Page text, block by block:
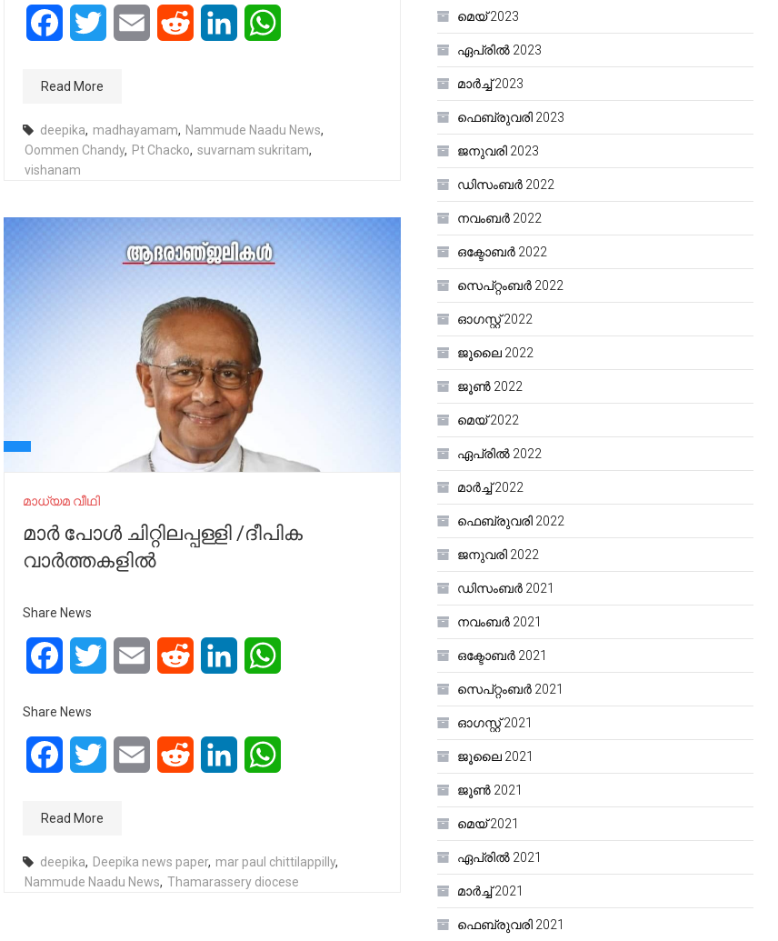
FacebookTwitter Email Reddit LinkedIn
Read More
deepika, madhayamam, Nammude Naadu News,
Oommen Chandy, Pt Chacko, suvarnam sukritam,
vishanam
മാധ്യമ വീഥി
മാർ പോൾ ചിറ്റിലപ്പള്ളി /ദീപിക
വാർത്തകളിൽ
Share News
FacebookTwitter Email Reddit LinkedIn
Share News
FacebookTwitter Email Reddit LinkedIn
Read More
deepika, Deepika news paper, mar paul chittilappilly,
Nammude Naadu News, Thamarassery diocese
മെയ്‌ 2023
ഏപ്രിൽ 2023
മാർച്ച്‌ 2023
ഫെബ്രുവരി 2023
ജനുവരി 2023
ഡിസംബർ 2022
നവംബർ 2022
ഒക്ടോബർ 2022
സെപ്റ്റംബർ 2022
ഓഗസ്റ്റ്‌ 2022
ജൂലൈ 2022
ജൂൺ 2022
മെയ്‌ 2022
ഏപ്രിൽ 2022
മാർച്ച്‌ 2022
ഫെബ്രുവരി 2022
ജനുവരി 2022
ഡിസംബർ 2021
നവംബർ 2021
ഒക്ടോബർ 2021
സെപ്റ്റംബർ 2021
ഓഗസ്റ്റ്‌ 2021
ജൂലൈ 2021
ജൂൺ 2021
മെയ്‌ 2021
ഏപ്രിൽ 2021
മാർച്ച്‌ 2021
ഫെബ്രുവരി 2021